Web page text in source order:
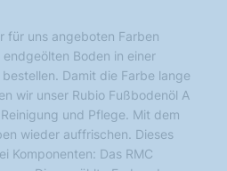
für uns angeboten Farben
Boden in einer
Damit die Farbe lange
wir unser Rubio Fußbodenöl A
und Pflege. Mit dem
wieder auffrischen. Dieses
Komponenten: Das RMC